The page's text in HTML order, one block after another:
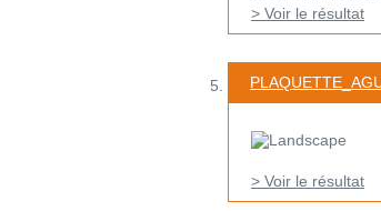
> Voir le résultat
> Voir le résultat